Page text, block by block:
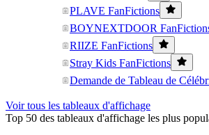
PLAVE FanFictions
BOYNEXTDOOR
RIIZE FanFictions
Stray Kids FanFictions
Demande de Tableau de
Voir tous les tableaux d'affichage
Top 50 des tableaux d'affichage les plus